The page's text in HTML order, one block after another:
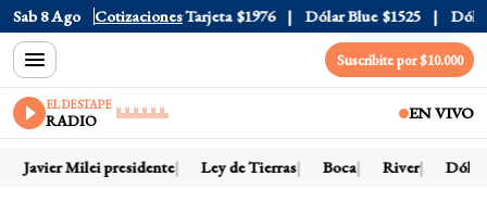
Sab 8 Ago Cotizaciones
$1520 Dólar Tarjeta $1976 Dólar Blue $1525 Dólar
Suscribite por $10.000
EL DESTAPE
RADIO EN VIVO
Javier Milei presidente Ley de Tierras Boca River Dólar